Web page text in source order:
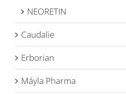
NEORETIN
Caudalie
Erborian
Máyla Pharma